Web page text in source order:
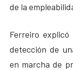
de la
Ferreiro
detección de
en marcha de